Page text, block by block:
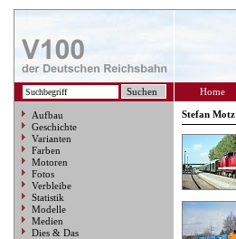
Home
Aufbau
Geschichte
Varianten
Farben
Motoren
Fotos
Verbleibe
Statistik
Modelle
Medien
Dies & Das
Stefan Motz